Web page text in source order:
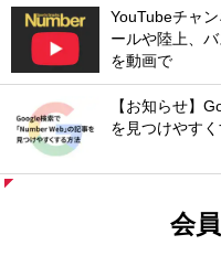
YouTubeチャ
ールや陸上、
を動画で
【お知らせ】
を見つけやす
会